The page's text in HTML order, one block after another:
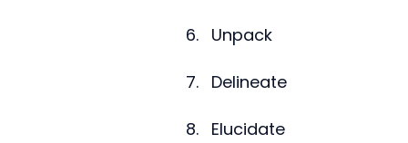
Unpack
Delineate
Elucidate